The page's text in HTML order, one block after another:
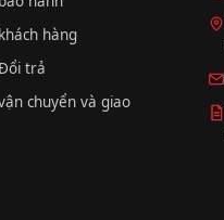
hàng
trả
chuyển và giao